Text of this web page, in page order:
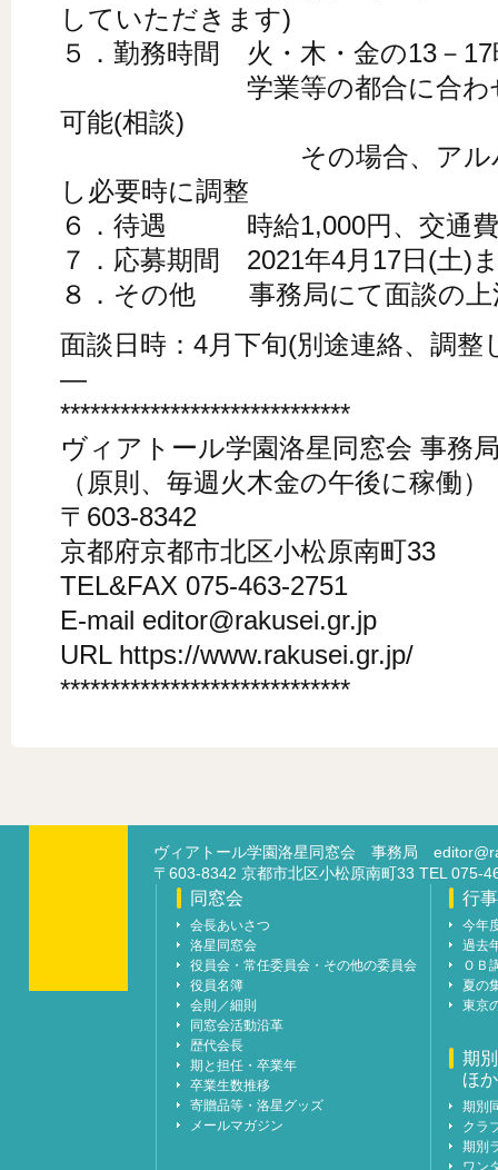
していただきます)
５．勤務時間 火・木・金の13－
学業等の都合に合わせて
可能(相談)
その場合、アルバイト
し必要時に調整
６．待遇 時給1,000円、交通費
７．応募期間 2021年4月17日(土)
８．その他 事務局にて面談の上
面談日時：4月下旬(別途連絡、調整
—
*****************************
ヴィアトール学園洛星同窓会 事務
（原則、毎週火木金の午後に稼働）
〒603-8342
京都府京都市北区小松原南町33
TEL&FAX 075-463-2751
E-mail editor@rakusei.gr.jp
URL https://www.rakusei.gr.jp/
*****************************
ヴィアトール学園洛星同窓会 事務局
〒603-8342 京都市北区小松原南町33 TEL 075-
同窓会
会長あいさつ
洛星同窓会
役員会・常任委員会・その他の委員会
役員名簿
会則／細則
同窓会活動沿革
歴代会長
期と担任・卒業年
卒業生数推移
寄贈品等・洛星グッズ
メールマガジン
行事
今年
過去
ＯＢ
夏の
東京
期
ほか
期別
クラ
期別
ワン